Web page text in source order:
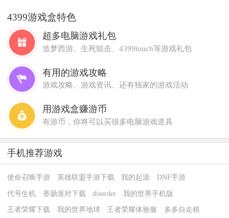
4399游戏盒特色
超多电脑游戏礼包
造梦西游、生死狙击、4399touch等游戏礼包
有用的游戏攻略
游戏攻略、游戏资讯、还有独家的游戏活动
用游戏盒赚游币
有游币，你将可以买很多电脑游戏道具
手机推荐游戏
使命召唤手游 英雄联盟手游下载 我的起源 DNF手游
代号生机 香肠派对下载 disorder 我的世界手机版
王者荣耀下载 我的世界地球 王者荣耀体验服 多多自走棋